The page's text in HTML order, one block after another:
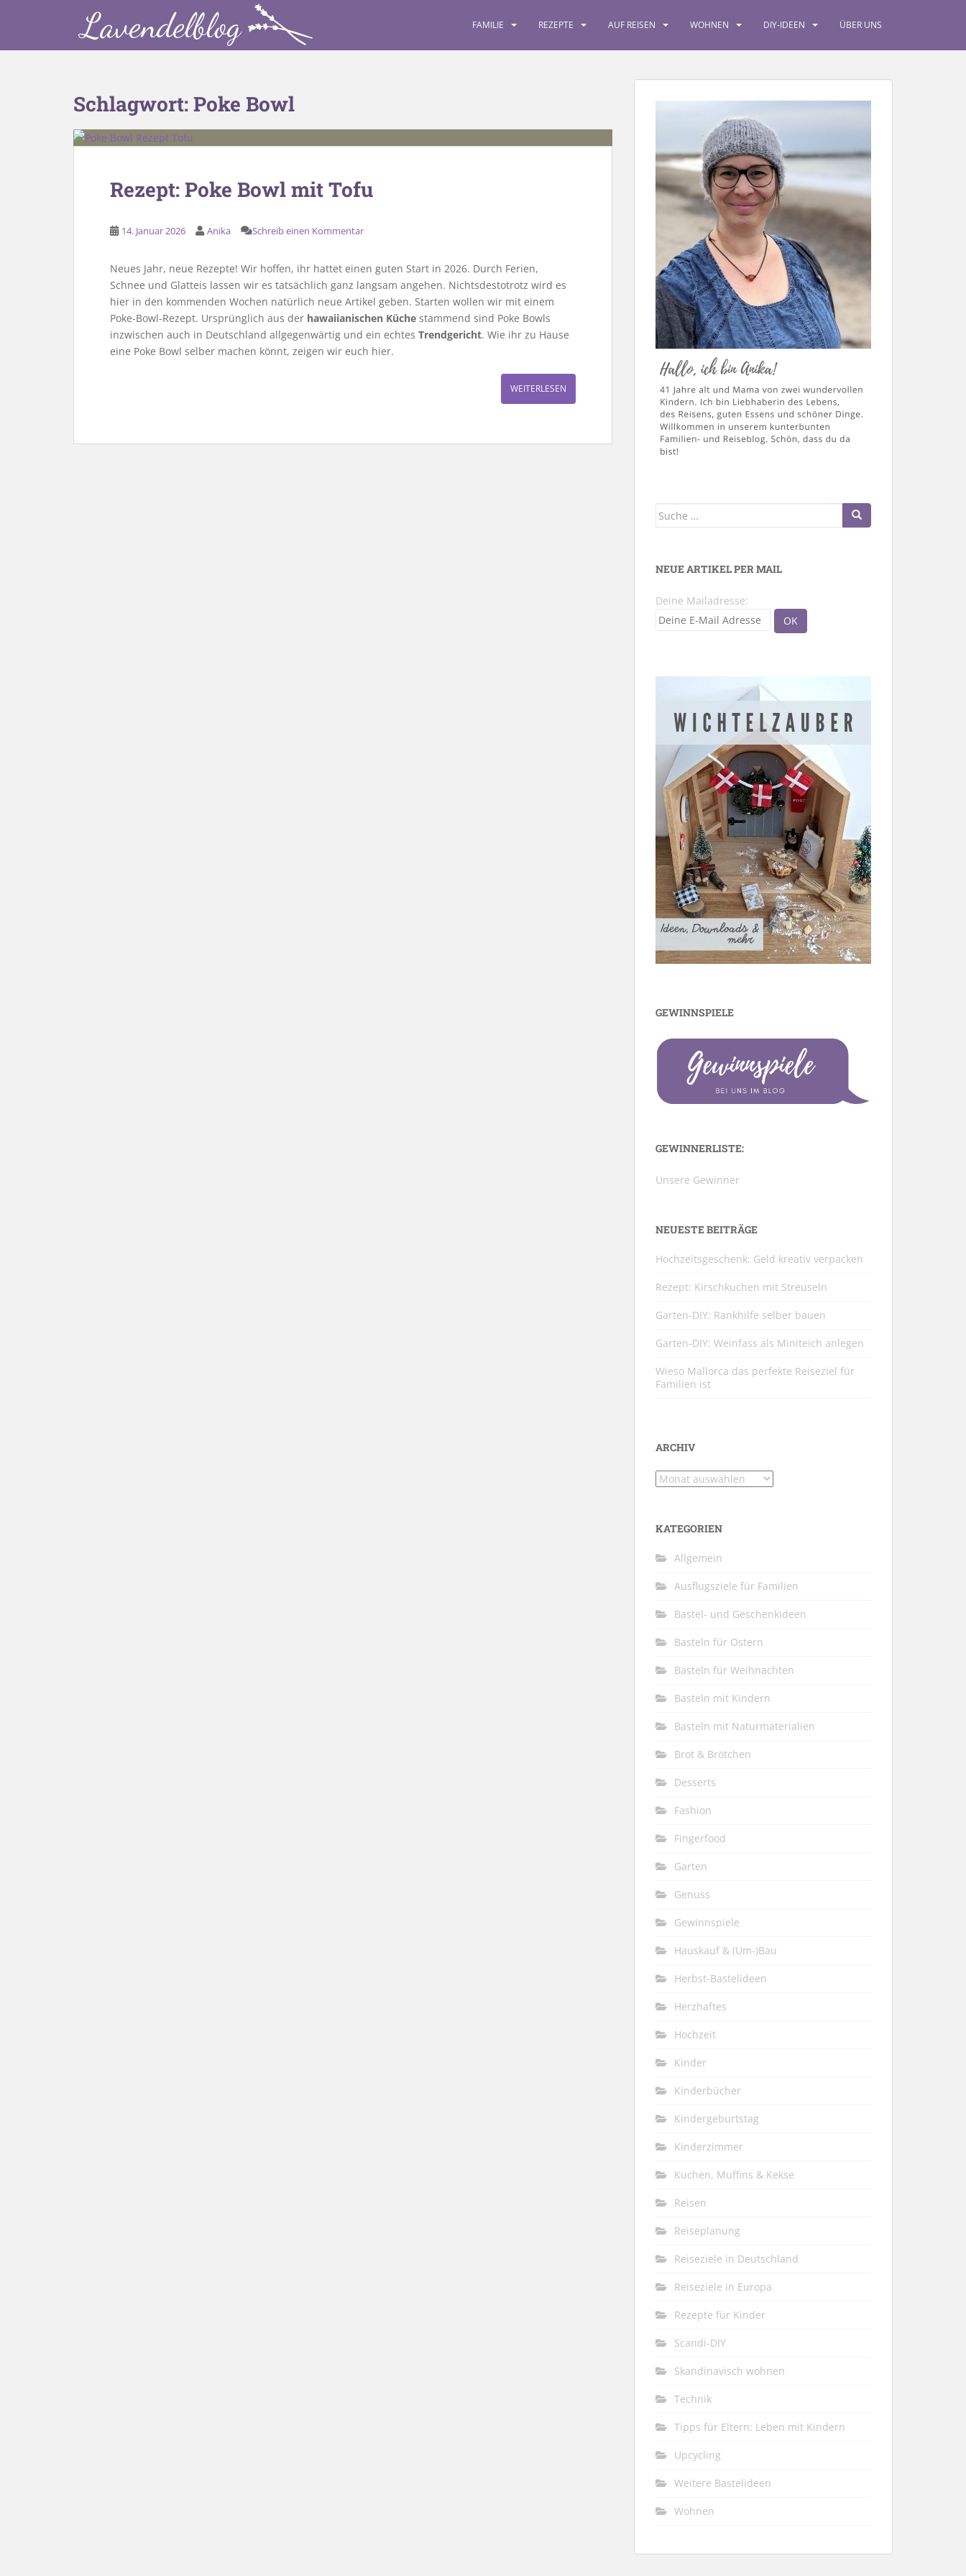
FAMILIE REZEPTE AUF REISEN WOHNEN DIY-IDEEN ÜBER UNS
Schlagwort:Poke Bowl
Rezept: Poke Bowl mit Tofu
14. Januar 2026 Anika Schreib einen Kommentar
Neues Jahr, neue Rezepte! Wir hoffen, ihr hattet einen guten Start in 2026. Durch Ferien,
Schnee und Glatteis lassen wir es tatsächlich ganz langsam angehen. Nichtsdestotrotz wird es
hier in den kommenden Wochen natürlich neue Artikel geben. Starten wollen wir mit einem
Poke-Bowl-Rezept. Ursprünglich aus der hawaiianischen Küche stammend sind Poke Bowls
inzwischen auch in Deutschland allgegenwärtig und ein echtes Trendgericht. Wie ihr zu Hause
eine Poke Bowl selber machen könnt, zeigen wir euch hier.
WEITERLESEN
Suche
NEUE ARTIKEL PER MAIL
Deine Mailadresse:
GEWINNSPIELE
GEWINNERLISTE:
Unsere Gewinner
NEUESTE BEITRÄGE
Hochzeitsgeschenk: Geld kreativ verpacken
Rezept: Kirschkuchen mit Streuseln
Garten-DIY: Rankhilfe selber bauen
Garten-DIY: Weinfass als Miniteich anlegen
Wieso Mallorca das perfekte Reiseziel für
Familien ist
ARCHIV
Archiv
KATEGORIEN
Allgemein
Ausflugsziele für Familien
Bastel- und Geschenkideen
Basteln für Ostern
Basteln für Weihnachten
Basteln mit Kindern
Basteln mit Naturmaterialien
Brot & Brötchen
Desserts
Fashion
Fingerfood
Garten
Genuss
Gewinnspiele
Hauskauf & (Um-)Bau
Herbst-Bastelideen
Herzhaftes
Hochzeit
Kinder
Kinderbücher
Kindergeburtstag
Kinderzimmer
Kuchen, Muffins & Kekse
Reisen
Reiseplanung
Reiseziele in Deutschland
Reiseziele in Europa
Rezepte für Kinder
Scandi-DIY
Skandinavisch wohnen
Technik
Tipps für Eltern: Leben mit Kindern
Upcycling
Weitere Bastelideen
Wohnen